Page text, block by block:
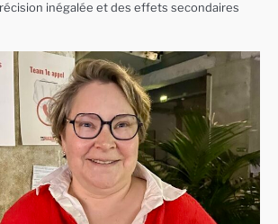
inégalée et des effets secondaires